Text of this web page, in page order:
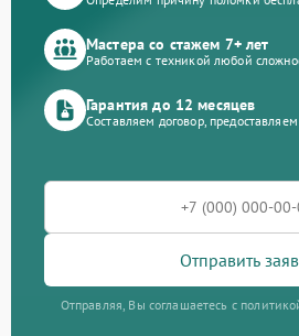
Мастера со стажем 7+ лет
Работаем с техникой любой
Гарантия до 12 месяцев
Составляем договор,
Отправить
Отправляя, Вы соглашаетесь с